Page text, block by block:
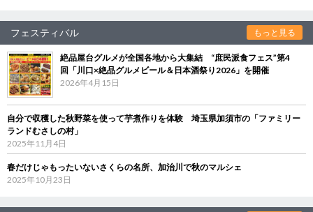
フェスティバル もっと見る
絶品屋台グルメが全国各地から大集結 “庶民派食フェス”第4
回「川口×絶品グルメビール＆日本酒祭り2026」を開催
2026年4月15日
自分で収穫した秋野菜を使って芋煮作りを体験 埼玉県加須市の「ファミリー
ランドむさしの村」
2025年11月4日
春だけじゃもったいないさくらの名所、加治川で秋のマルシェ
2025年10月23日